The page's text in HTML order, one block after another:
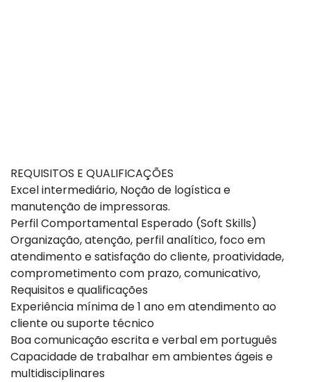
REQUISITOS E QUALIFICAÇÕES
Excel intermediário, Noção de logística e
manutenção de impressoras.
Perfil Comportamental Esperado (Soft Skills)
Organização, atenção, perfil analítico, foco em
atendimento e satisfação do cliente, proatividade,
comprometimento com prazo, comunicativo,
Requisitos e qualificações
Experiência mínima de 1 ano em atendimento ao
cliente ou suporte técnico
Boa comunicação escrita e verbal em português
Capacidade de trabalhar em ambientes ágeis e
multidisciplinares